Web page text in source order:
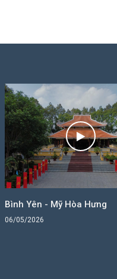
Bình Yên - Mỹ Hòa Hưng
06/05/2026